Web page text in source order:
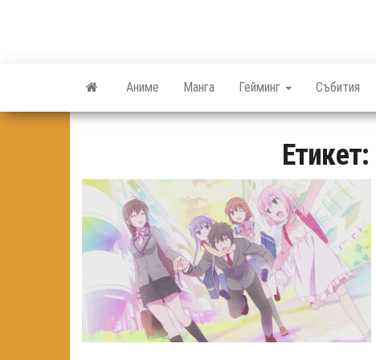
Аниме Манга Гейминг Събития
Етикет: